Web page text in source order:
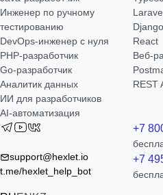
Инженер по ручному
тестированию
DevOps-инженер с нуля
РНР-разработчик
Go-разработчик
Аналитик данных
ИИ для разработчиков
AI-автоматизация
Django
React
Веб-
REST
support@hexlet.io
t.me/hexlet_help_bot
+7
+7